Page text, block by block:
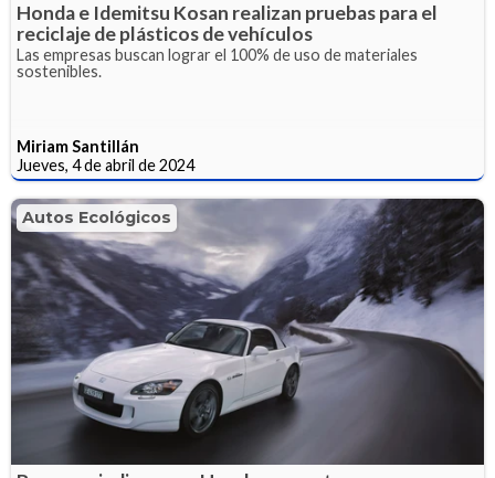
Honda e Idemitsu Kosan realizan pruebas para el
reciclaje de plásticos de vehículos
Las empresas buscan lograr el 100% de uso de materiales
sostenibles.
Miriam Santillán
Jueves, 4 de abril de 2024
Autos Ecológicos